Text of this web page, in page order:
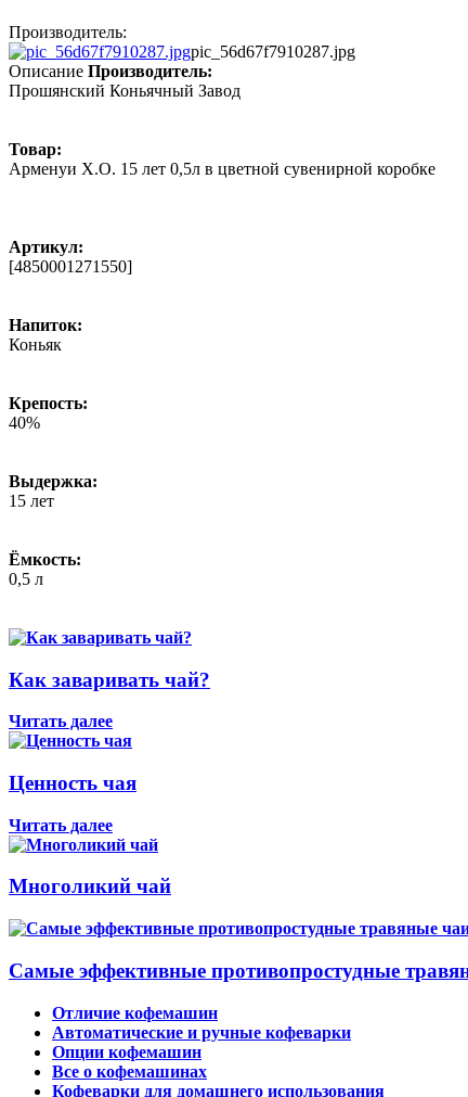
Производитель:
pic_56d67f7910287.jpg
Описание Производитель:
Прошянский Коньячный Завод
Товар:
Арменуи X.O. 15 лет 0,5л в цветной сувенирной коробке
Артикул:
[4850001271550]
Напиток:
Коньяк
Крепость:
40%
Выдержка:
15 лет
Ёмкость:
0,5 л
Как заваривать чай?
Читать далее
Ценность чая
Читать далее
Многоликий чай
Самые эффективные противопростудные
Отличие кофемашин
Автоматические и ручные кофеварки
Опции кофемашин
Все о кофемашинах
Кофеварки для домашнего использования